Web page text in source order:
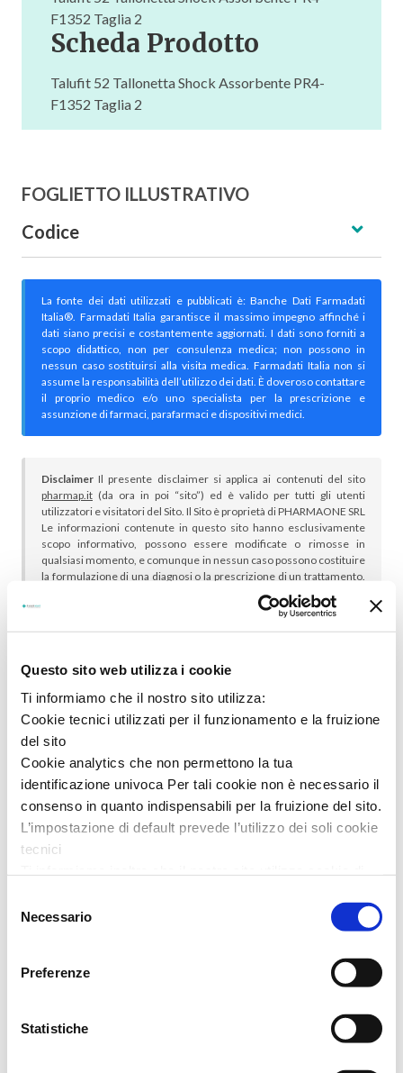
Questo sito web utilizza i cookie
Ti informiamo che il nostro sito utilizza:
Cookie tecnici utilizzati per il funzionamento e la fruizione
del sito
Cookie analytics che non permettono la tua
identificazione univoca Per tali cookie non è necessario il
consenso in quanto indispensabili per la fruizione del sito.
L’impostazione di default prevede l’utilizzo dei soli cookie
tecnici
univoca e fornirci informazioni sulla tua navigazione,
sull’accesso ad altri siti. L’utilizzo è possibile solo su tuo
consenso.
Al presente
puoi trovare l’informativa completa e le
modalità per effettuare la selezione di dettaglio dei cookie
delNecessario
Preferenze
Statistiche
F1352 Taglia 2
Scheda Prodotto
Talufit 52 Tallonetta Shock Assorbente PR4-
F1352 Taglia 2
FOGLIETTO ILLUSTRATIVO
Codice
La fonte dei dati utilizzati e pubblicati è: Banche Dati Farmadati
Italia®. Farmadati Italia garantisce il massimo impegno affinché i
dati siano precisi e costantemente aggiornati. I dati sono forniti a
scopo didattico, non per consulenza medica; non possono in
nessun caso sostituirsi alla visita medica. Farmadati Italia non si
assume la responsabilità dell’utilizzo dei dati. È doveroso contattare
il proprio medico e/o uno specialista per la prescrizione e
assunzione di farmaci, parafarmaci e dispositivi medici.
Disclaimer Il presente disclaimer si applica ai contenuti del sito
pharmap.it (da ora in poi “sito”) ed è valido per tutti gli utenti
utilizzatori e visitatori del Sito. Il Sito è proprietà di PHARMAONE SRL
Le informazioni contenute in questo sito hanno esclusivamente
scopo informativo, possono essere modificate o rimosse in
qualsiasi momento, e comunque in nessun caso possono costituire
la formulazione di una diagnosi o la prescrizione di un trattamento.
Le informazioni contenute nel sito non intendono e non devono in
alcun modo sostituire il rapporto diretto medico-paziente o la visita
medicinale è necessario consultare il proprio medico.
In genere sono scelti insieme: